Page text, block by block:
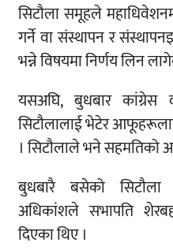
सिटौला समूहले
गर्ने वा संस्थापन र
भन्ने विषयमा निर्णय लिन
यसअघि, बुधबार कांग्रेस
सिटौलालाई भेटेर
। सिटौलाले भने सहमतिको
बुधबारै बसेको
अधिकांशले सभापति
दिएका थिए ।